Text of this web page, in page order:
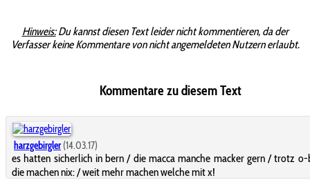
Hinweis:Du kannst diesen Text leider nicht kommentieren, da der
Verfasser keine Kommentare von nicht angemeldeten Nutzern erlaubt.
Kommentare zu diesem Text
harzgebirgler(14.03.17)
es hatten sicherlich in bern / die macca manche macker gern / trotz
die machen nix: / weit mehr machen welche mit x!